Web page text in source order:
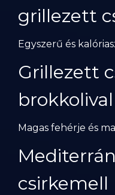
grillezett
Egyszerű és
Grillezett
brokkolival
Magas fehérje és
csirkemell